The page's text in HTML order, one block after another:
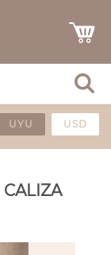
UYU USD
CALIZA